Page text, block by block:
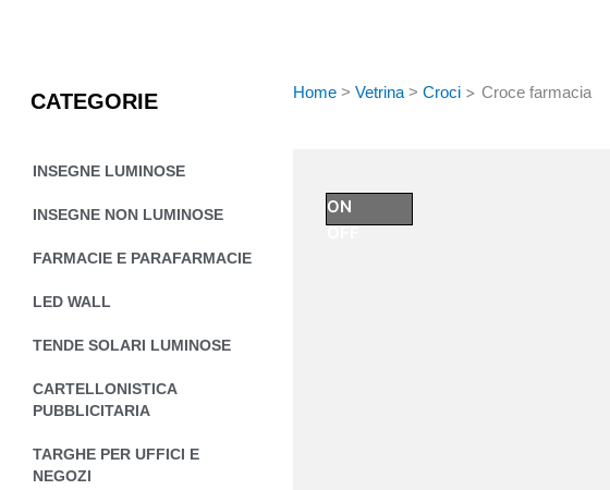
CATEGORIE
INSEGNE LUMINOSE
INSEGNE NON LUMINOSE
FARMACIE E PARAFARMACIE
LED WALL
TENDE SOLARI LUMINOSE
CARTELLONISTICA
PUBBLICITARIA
TARGHE PER UFFICI E
NEGOZI
Home> Vetrina> Croci> Croce farmacia
ON